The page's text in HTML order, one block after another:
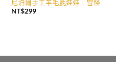
尼泊爾手工羊毛氈娃娃｜雪怪
NT$299